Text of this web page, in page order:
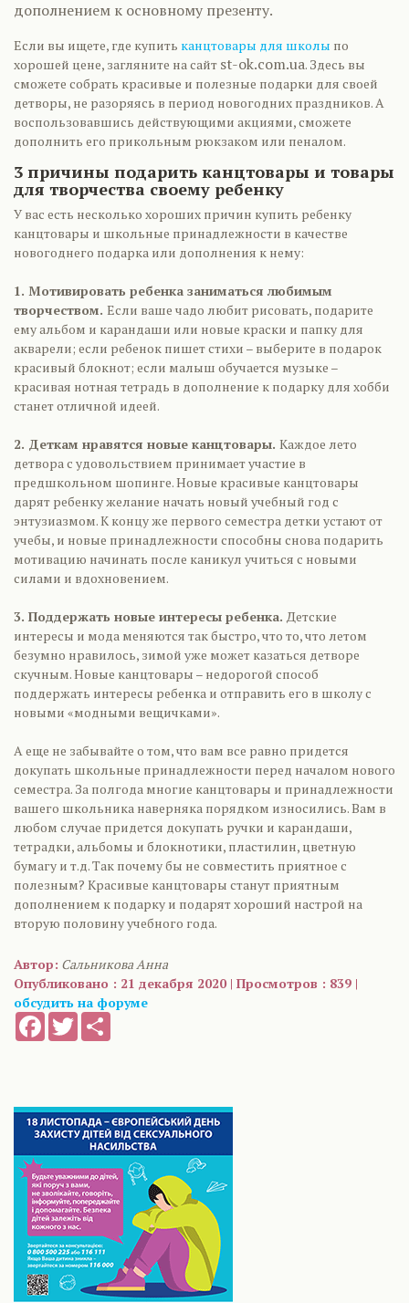
дополнением к основному презенту.
Если вы ищете, где купить канцтовары для школы по
хорошей цене, загляните на сайт st-ok.com.ua. Здесь вы
сможете собрать красивые и полезные подарки для своей
детворы, не разоряясь в период новогодних праздников. А
воспользовавшись действующими акциями, сможете
дополнить его прикольным рюкзаком или пеналом.
3 причины подарить канцтовары и товары
для творчества своему ребенку
У вас есть несколько хороших причин купить ребенку
канцтовары и школьные принадлежности в качестве
новогоднего подарка или дополнения к нему:
1. Мотивировать ребенка заниматься любимым
творчеством. Если ваше чадо любит рисовать, подарите
ему альбом и карандаши или новые краски и папку для
акварели; если ребенок пишет стихи – выберите в подарок
красивый блокнот; если малыш обучается музыке –
красивая нотная тетрадь в дополнение к подарку для хобби
станет отличной идеей.
2. Деткам нравятся новые канцтовары. Каждое лето
детвора с удовольствием принимает участие в
предшкольном шопинге. Новые красивые канцтовары
дарят ребенку желание начать новый учебный год с
энтузиазмом. К концу же первого семестра детки устают от
учебы, и новые принадлежности способны снова подарить
мотивацию начинать после каникул учиться с новыми
силами и вдохновением.
3. Поддержать новые интересы ребенка. Детские
интересы и мода меняются так быстро, что то, что летом
безумно нравилось, зимой уже может казаться детворе
скучным. Новые канцтовары – недорогой способ
поддержать интересы ребенка и отправить его в школу с
новыми «модными вещичками».
А еще не забывайте о том, что вам все равно придется
докупать школьные принадлежности перед началом нового
семестра. За полгода многие канцтовары и принадлежности
вашего школьника наверняка порядком износились. Вам в
любом случае придется докупать ручки и карандаши,
тетрадки, альбомы и блокнотики, пластилин, цветную
бумагу и т.д. Так почему бы не совместить приятное с
полезным? Красивые канцтовары станут приятным
дополнением к подарку и подарят хороший настрой на
вторую половину учебного года.
Автор: Сальникова Анна
Опубликовано : 21 декабря 2020 | Просмотров : 839 |
обсудить на форуме
FacebookTwitter